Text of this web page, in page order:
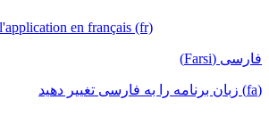
en français (fr)
فارسی (Farsi)
(fa) زبان برنامه را به فارسی تغییر دهید